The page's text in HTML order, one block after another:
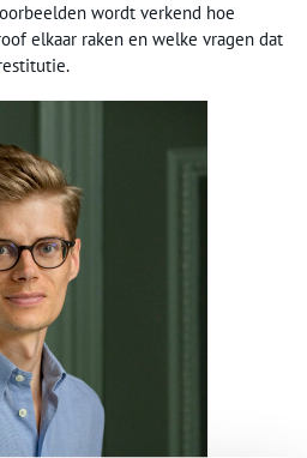
wordt verkend hoe
elkaar raken en welke vragen dat